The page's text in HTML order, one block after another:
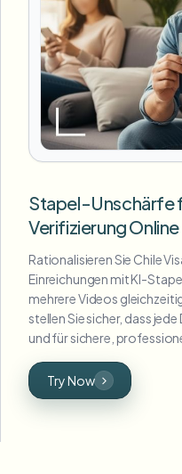
Stapel-Unschärfe
Verifizierung Online
Rationalisieren Sie Chile
Einreichungen mit KI-
mehrere Videos
stellen Sie sicher, dass
und für sichere,
Try Now